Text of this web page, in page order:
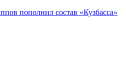
пополнил состав «Кузбасса»